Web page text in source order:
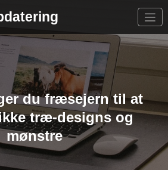
du fræsejern til at
træ-designs og
mønstre